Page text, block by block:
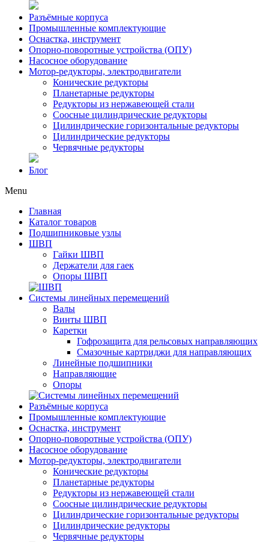
Разъёмные корпуса
Промышленные комплектующие
Оснастка, инструмент
Опорно-поворотные устройства (ОПУ)
Насосное оборудование
Мотор-редукторы, электродвигатели
Конические редукторы
Планетарные редукторы
Редукторы из нержавеющей стали
Соосные цилиндрические редукторы
Цилиндрические горизонтальные редукторы
Цилиндрические редукторы
Червячные редукторы
Блог
Menu
Главная
Каталог товаров
Подшипниковые узлы
ШВП
Гайки ШВП
Держатели для гаек
Опоры ШВП
Системы линейных перемещений
Валы
Винты ШВП
Каретки
Гофрозащита для рельсовых направляющих
Смазочные картриджи для направляющих
Линейные подшипники
Направляющие
Опоры
Разъёмные корпуса
Промышленные комплектующие
Оснастка, инструмент
Опорно-поворотные устройства (ОПУ)
Насосное оборудование
Мотор-редукторы, электродвигатели
Конические редукторы
Планетарные редукторы
Редукторы из нержавеющей стали
Соосные цилиндрические редукторы
Цилиндрические горизонтальные редукторы
Цилиндрические редукторы
Червячные редукторы